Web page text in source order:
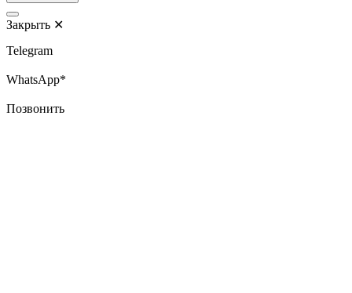
Закрыть ✕
Telegram
WhatsApp*
Позвонить